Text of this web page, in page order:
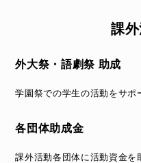
課
外大祭・語劇祭 助成
学園祭での学生の活動をサポ
各団体助成金
課外活動各団体に活動資金を